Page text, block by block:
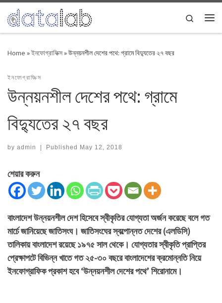
Skip to content
Search
Home »ইনফোগ্রাফিক্স»উন্নয়নশীল দেশের পথে: গ্রামে বিদ্যুতের ২৭ বছর
ইনফোগ্রাফিক্স
উন্নয়নশীল দেশের পথে: গ্রামে
বিদ্যুতের ২৭ বছর
by admin | Published May 12, 2018
শেয়ার করুন
বাংলাদেশ উন্নয়নশীল দেশ হিসেবে স্বীকৃতির যোগ্যতা অর্জন করেছে বলে গত
মার্চে জানিয়েছে জাতিসংঘ। জাতিসংঘের স্বল্পোন্নত দেশের (এলডিসি)
তালিকায় বাংলাদেশ রয়েছে ১৯৭৫ সাল থেকে। যোগ্যতার স্বীকৃতি প্রাপ্তির
প্রেক্ষাপটে বিভিন্ন খাতে গত ২৫-৩০ বছরে বাংলাদেশের ক্রমোন্নতি নিয়ে
ইনফোগ্রাফিক প্রকাশ হবে ‘উন্নয়নশীল দেশের পথে’ শিরোনামে।